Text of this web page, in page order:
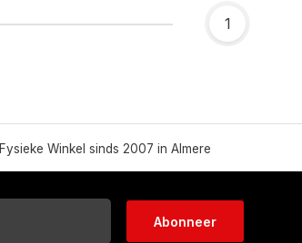
1
Fysieke Winkel sinds 2007 in Almere
Abonneer